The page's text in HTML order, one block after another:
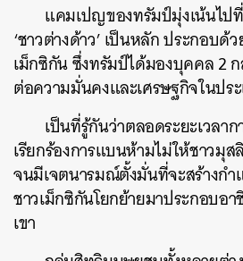
แคมเปญของทรัมป์มุ่งเน้นไป
‘ชาวต่างด้าว’ เป็นหลัก ประกอบด้
เม็กซิกัน ซึ่งทรัมป์ได้มองบุคคล 2
ต่อความมั่นคงและเศรษฐกิจในปร
เป็นที่รู้กันว่าตลอดระยะเวลา
เรียกร้องการแบนห้ามไม่ให้ชาวมุ
จนมีเจตนารมณ์ตั้งมั่นที่จะสร้างก
ชาวเม็กซิกันโยกย้ายมาประกอบอ
เขา